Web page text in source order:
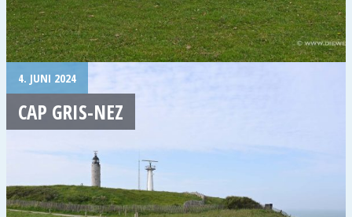
4. JUNI 2024
CAP GRIS-NEZ